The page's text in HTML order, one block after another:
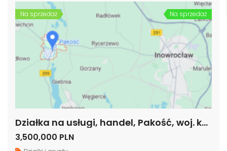
Na sprzedaż Na sprzedaż
Działka na usługi, handel, Pakość, woj. kujawsko-pomorskie
3,500,000 PLN